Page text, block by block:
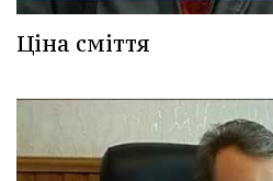
Ціна сміття